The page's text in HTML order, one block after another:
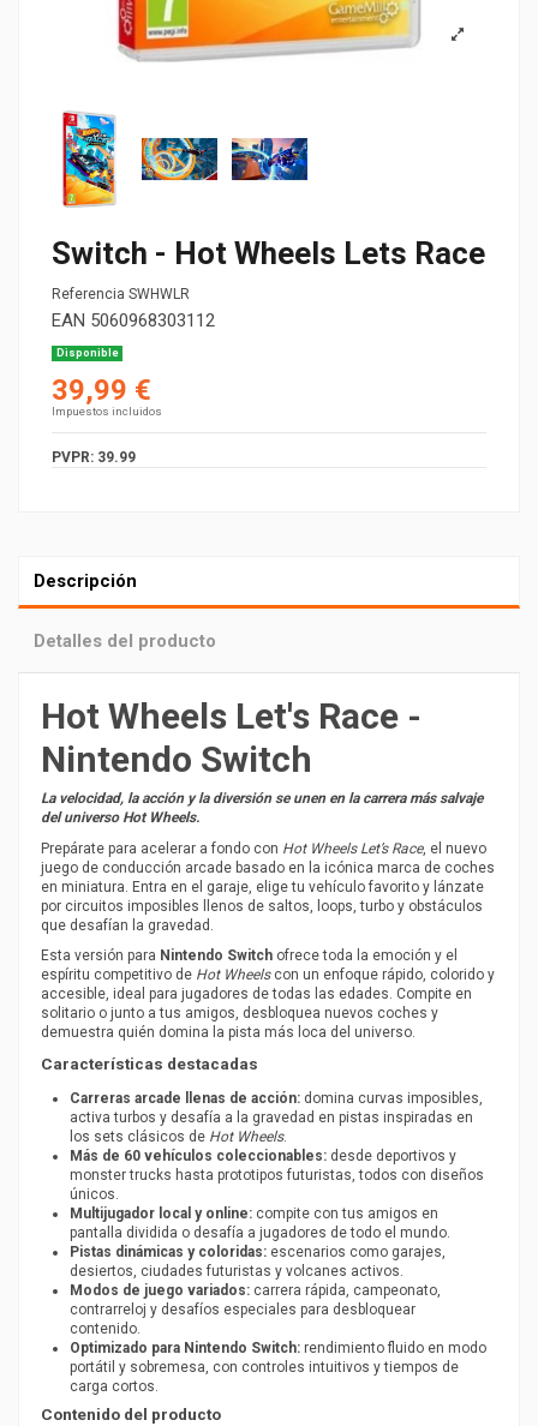
Switch - Hot Wheels Lets Race
Referencia SWHWLR
EAN 5060968303112
Disponible
39,99 €
Impuestos incluidos
PVPR: 39.99
Descripción
Detalles del producto
Hot Wheels Let's Race -
Nintendo Switch
La velocidad, la acción y la diversión se unen en la carrera más salvaje
del universo Hot Wheels.
Prepárate para acelerar a fondo con Hot Wheels Let’s Race, el nuevo
juego de conducción arcade basado en la icónica marca de coches
en miniatura. Entra en el garaje, elige tu vehículo favorito y lánzate
por circuitos imposibles llenos de saltos, loops, turbo y obstáculos
que desafían la gravedad.
Esta versión para Nintendo Switch ofrece toda la emoción y el
espíritu competitivo de Hot Wheelscon un enfoque rápido, colorido y
accesible, ideal para jugadores de todas las edades. Compite en
solitario o junto a tus amigos, desbloquea nuevos coches y
demuestra quién domina la pista más loca del universo.
Características destacadas
Carreras arcade llenas de acción: domina curvas imposibles,
activa turbos y desafía a la gravedad en pistas inspiradas en
los sets clásicos de Hot Wheels.
Más de 60 vehículos coleccionables: desde deportivos y
monster trucks hasta prototipos futuristas, todos con diseños
únicos.
Multijugador local y online: compite con tus amigos en
pantalla dividida o desafía a jugadores de todo el mundo.
Pistas dinámicas y coloridas: escenarios como garajes,
desiertos, ciudades futuristas y volcanes activos.
Modos de juego variados: carrera rápida, campeonato,
contrarreloj y desafíos especiales para desbloquear
contenido.
Optimizado para Nintendo Switch: rendimiento fluido en modo
portátil y sobremesa, con controles intuitivos y tiempos de
carga cortos.
Contenido del producto